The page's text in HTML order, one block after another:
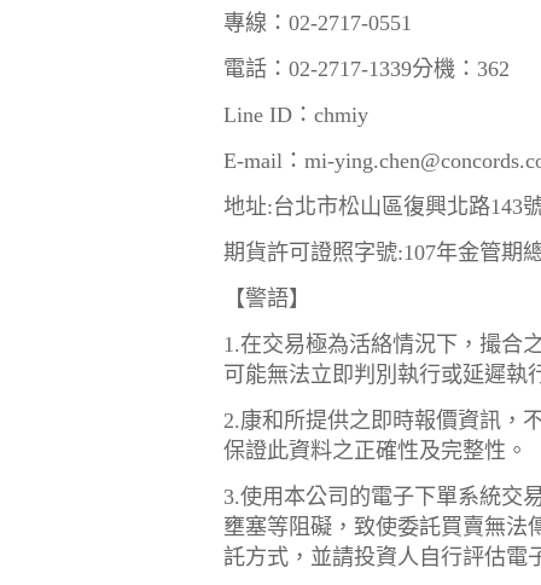
專線：02-2717-0551
電話：02-2717-1339分機：362
Line ID：chmiy
E-mail：mi-
地址:台北市松山區復興北路143
期貨許可證照字號:107年金管期
【警語】
1.在交易極為活絡情況下，撮合
可能無法立即判別執行或延遲執
2.康和所提供之即時報價資訊，
保證此資料之正確性及完整性。
3.使用本公司的電子下單系統交
壅塞等阻礙，致使委託買賣無法
託方式，並請投資人自行評估電